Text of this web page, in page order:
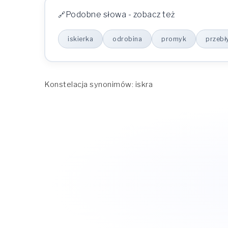
Podobne słowa - zobacz też
iskierka odrobina promyk
Konstelacja synonimów: iskra